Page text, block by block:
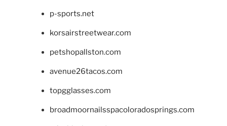
p-sports.net
korsairstreetwear.com
petshopallston.com
avenue26tacos.com
topgglasses.com
broadmoornailsspacoloradosprings.com